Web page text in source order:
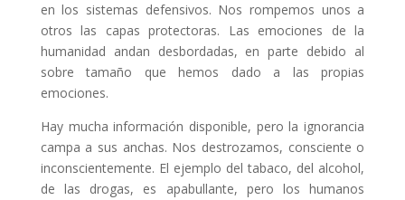
en los sistemas defensivos. Nos rompemos unos a
otros las capas protectoras. Las emociones de la
humanidad andan desbordadas, en parte debido al
sobre tamaño que hemos dado a las propias
emociones.
Hay mucha información disponible, pero la ignorancia
campa a sus anchas. Nos destrozamos, consciente o
inconscientemente. El ejemplo del tabaco, del alcohol,
de las drogas, es apabullante, pero los humanos